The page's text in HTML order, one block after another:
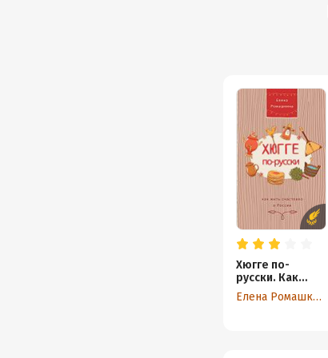
Хюгге по-
русски. Как
жить счастливо
в России
Елена Ромашкина